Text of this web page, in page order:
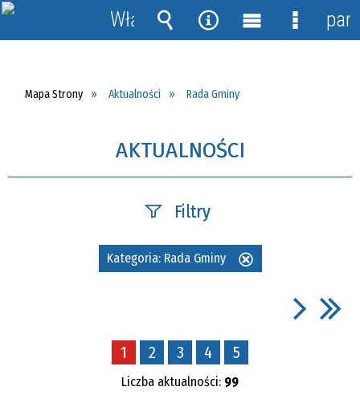
Mapa Strony Aktualności Rada Gminy
AKTUALNOŚCI
Filtry
Szukana fraza
—
Kategoria
Kategoria: Rada Gminy
1 2 3 4 5
Liczba aktualności: 99
Włącz
powiadomienia
Wyszukiwarka
Narzędzia
MenuMenu